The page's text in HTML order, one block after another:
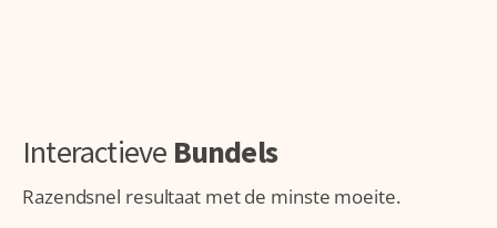
Interactieve Bundels
Razendsnel resultaat met de minste moeite.